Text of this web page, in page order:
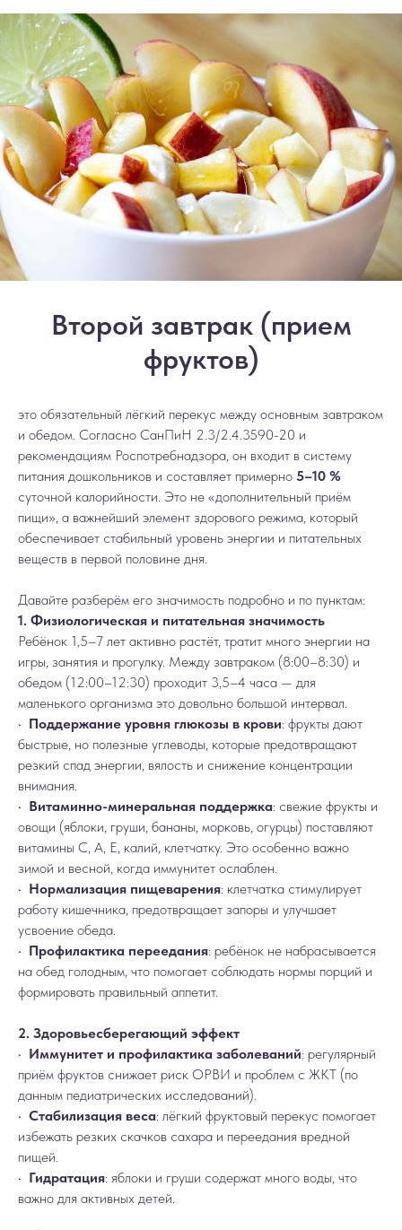
Второй завтрак (прием
фруктов)
это обязательный лёгкий перекус между основным завтраком
и обедом. Согласно СанПиН 2.3/2.4.3590-20 и
рекомендациям Роспотребнадзора, он входит в систему
питания дошкольников и составляет примерно 5–10 %
суточной калорийности. Это не «дополнительный приём
пищи», а важнейший элемент здорового режима, который
обеспечивает стабильный уровень энергии и питательных
веществ в первой половине дня.
Давайте разберём его значимость подробно и по пунктам:
1. Физиологическая и питательная значимость
Ребёнок 1,5–7 лет активно растёт, тратит много энергии на
игры, занятия и прогулку. Между завтраком (8:00–8:30) и
обедом (12:00–12:30) проходит 3,5–4 часа — для
маленького организма это довольно большой интервал.
• Поддержание уровня глюкозы в крови: фрукты дают
быстрые, но полезные углеводы, которые предотвращают
резкий спад энергии, вялость и снижение концентрации
внимания.
• Витаминно-минеральная поддержка: свежие фрукты и
овощи (яблоки, груши, бананы, морковь, огурцы) поставляют
витамины C, A, E, калий, клетчатку. Это особенно важно
зимой и весной, когда иммунитет ослаблен.
• Нормализация пищеварения: клетчатка стимулирует
работу кишечника, предотвращает запоры и улучшает
усвоение обеда.
• Профилактика переедания: ребёнок не набрасывается
на обед голодным, что помогает соблюдать нормы порций и
формировать правильный аппетит.
2. Здоровьесберегающий эффект
• Иммунитет и профилактика заболеваний: регулярный
приём фруктов снижает риск ОРВИ и проблем с ЖКТ (по
данным педиатрических исследований).
• Стабилизация веса: лёгкий фруктовый перекус помогает
избежать резких скачков сахара и переедания вредной
пищей.
• Гидратация: яблоки и груши содержат много воды, что
важно для активных детей.